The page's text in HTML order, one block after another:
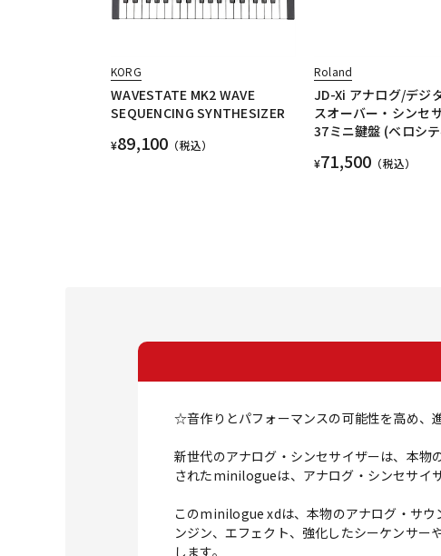
KORG
WAVESTATE MK2 WAVE
SEQUENCING SYNTHESIZER
¥89,100 （税込）
Roland
JD-Xi アナログ/デジ
スオーバー・シンセ
37ミニ鍵盤 (ベロシ
¥71,500 （税込）
☆音作りとパフォーマンスの可能性を高め、
新世代のアナログ・シンセサイザーは、本物
されたminilogueは、アナログ・シンセサイ
このminilogue xdは、本物のアナログ・サウ
ンジン、エフェクト、強化したシーケンサ
します。